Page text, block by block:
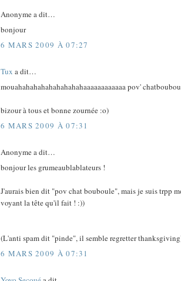
Anonyme a dit…
bonjour
6 MARS 2009 À 07:27
Tux a dit…
mouahahahahahahahahahaaaaaaaaaaaa pov'
bizour à tous et bonne zournée :o)
6 MARS 2009 À 07:31
Anonyme a dit…
bonjour les grumeaublablateurs !
J'aurais bien dit "pov chat bouboule", mais je suis trpp
voyant la tête qu'il fait ! :))
(L'anti spam dit "pinde", il semble regretter
6 MARS 2009 À 07:31